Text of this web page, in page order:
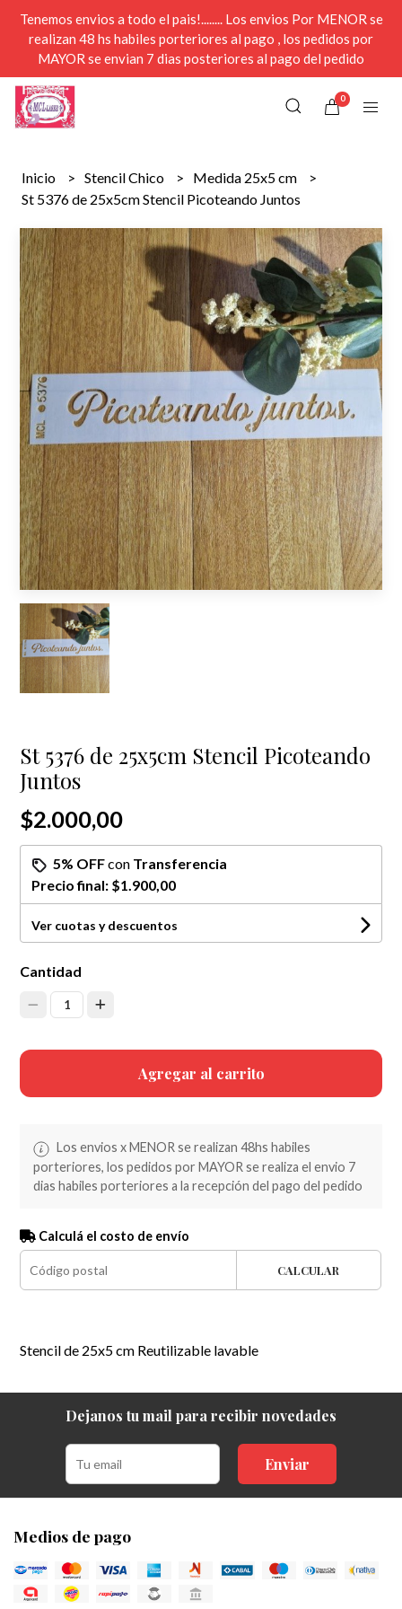
Tenemos envios a todo el pais!........ Los envios Por MENOR se
realizan 48 hs habiles porteriores al pago , los pedidos por
MAYOR se envian 7 dias posteriores al pago del pedido
0
Inicio Stencil Chico
Medida 25x5 cm
St 5376 de 25x5cm Stencil Picoteando Juntos
St 5376 de 25x5cm Stencil Picoteando
Juntos
$2.000,00
5% OFFcon Transferencia
Precio final: $1.900,00
Ver cuotas y descuentos
Cantidad
1
Agregar al carrito
Los envios x MENOR se realizan 48hs habiles
porteriores, los pedidos por MAYOR se realiza el envio 7
dias habiles porteriores a la recepción del pago del pedido
Calculá el costo de envío
CALCULAR
Stencil de 25x5 cm Reutilizable lavable
Dejanos tu mail para recibir novedades
Enviar
Medios de pago